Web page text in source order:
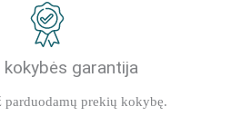
kokybės garantija
parduodamų prekių kokybę.